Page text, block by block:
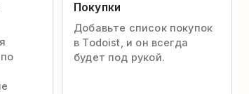
Покупки
Добавьте список покупок
в Todoist, и он всегда
будет под рукой.